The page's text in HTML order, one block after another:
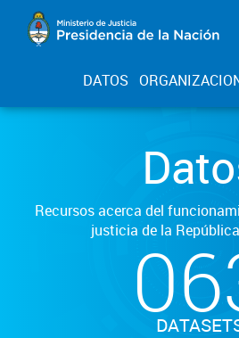
DATOS
Recursos acerca del
justicia de la